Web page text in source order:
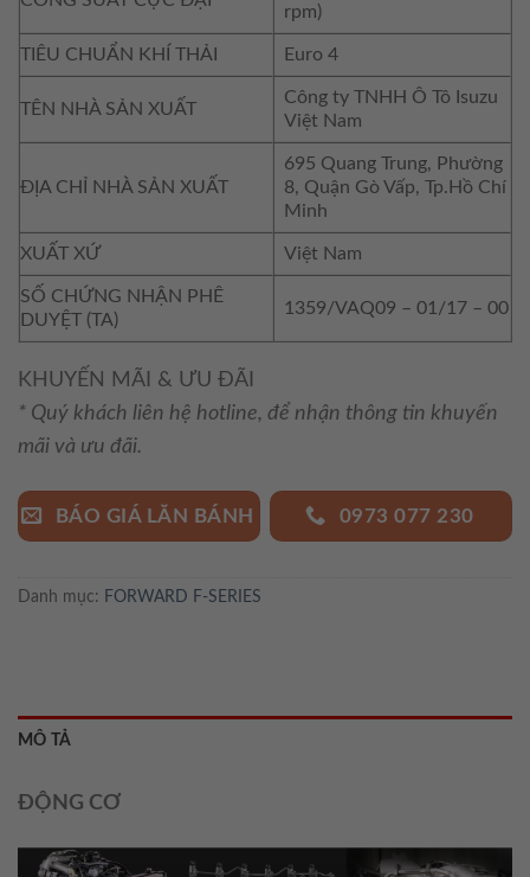
rpm)
TIÊU CHUẨN KHÍ THẢI Euro 4
TÊN NHÀ SẢN XUẤT
Công ty TNHH Ô Tô Isuzu
Việt Nam
ĐỊA CHỈ NHÀ SẢN XUẤT
695 Quang Trung, Phường
8, Quận Gò Vấp, Tp.Hồ Chí
Minh
XUẤT XỨ Việt Nam
SỐ CHỨNG NHẬN PHÊ
DUYỆT (TA)
1359/VAQ09 – 01/17 – 00
KHUYẾN MÃI & ƯU ĐÃI
* Quý khách liên hệ hotline, để nhận thông tin khuyến
mãi và ưu đãi.
BÁO GIÁ LĂN BÁNH 0973 077 230
Danh mục: FORWARD F-SERIES
MÔ TẢ
ĐỘNG CƠ